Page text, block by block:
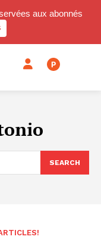
aux abonnés
P
SEARCH